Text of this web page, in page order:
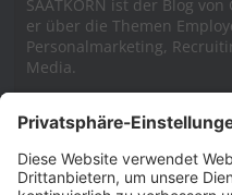
SAATKORN ist der Blog
er über die Themen
Personalmarketing,
Media.
Impressum